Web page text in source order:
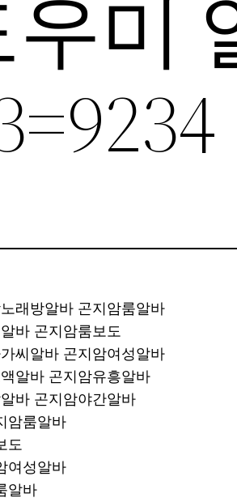
미
래방알바 곤지암룸알바
바 곤지암룸보도
씨알바 곤지암여성알바
알바 곤지암유흥알바
바 곤지암야간알바
암룸알바
도
여성알바
알바